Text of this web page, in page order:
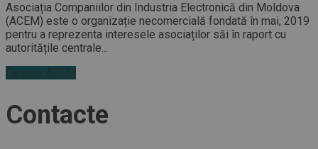
Asociația Companiilor din Industria Electronică din Moldova
(ACEM) este o organizație necomercială fondată în mai, 2019
pentru a reprezenta interesele asociaților săi în raport cu
autoritățile centrale...
Despre ACEM
Contacte